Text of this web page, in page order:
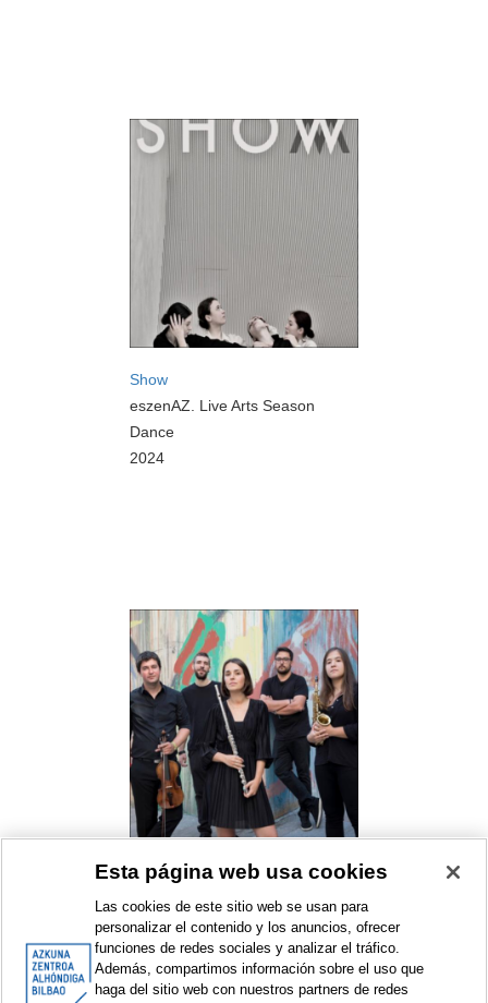
Show
eszenAZ. Live Arts Season
Dance
2024
Las aventuras del príncipe
eszenAZ. Live Arts Season
Concert
2024
Esta página web usa cookies
Las cookies de este sitio web se usan para
personalizar el contenido y los anuncios, ofrecer
funciones de redes sociales y analizar el tráfico.
Además, compartimos información sobre el uso que
haga del sitio web con nuestros partners de redes